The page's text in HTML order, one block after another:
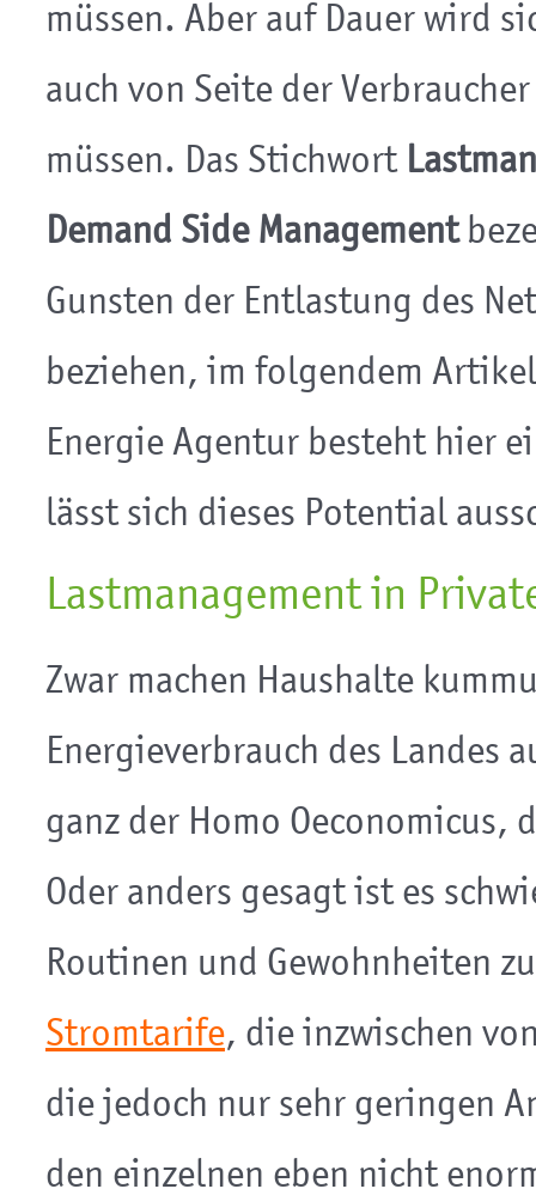
müssen. Aber auf Dauer wird
auch von Seite der
müssen. Das Stichwort
Demand Side Management
Gunsten der Entlastung des
beziehen, im folgendem
Energie Agentur besteht hier
lässt sich dieses Potential
Lastmanagement in
Zwar machen Haushalte
Energieverbrauch des Landes
ganz der Homo Oeconomicus,
Oder anders gesagt ist es
Routinen und Gewohnheiten
Stromtarife, die inzwischen
die jedoch nur sehr geringen
den einzelnen eben nicht